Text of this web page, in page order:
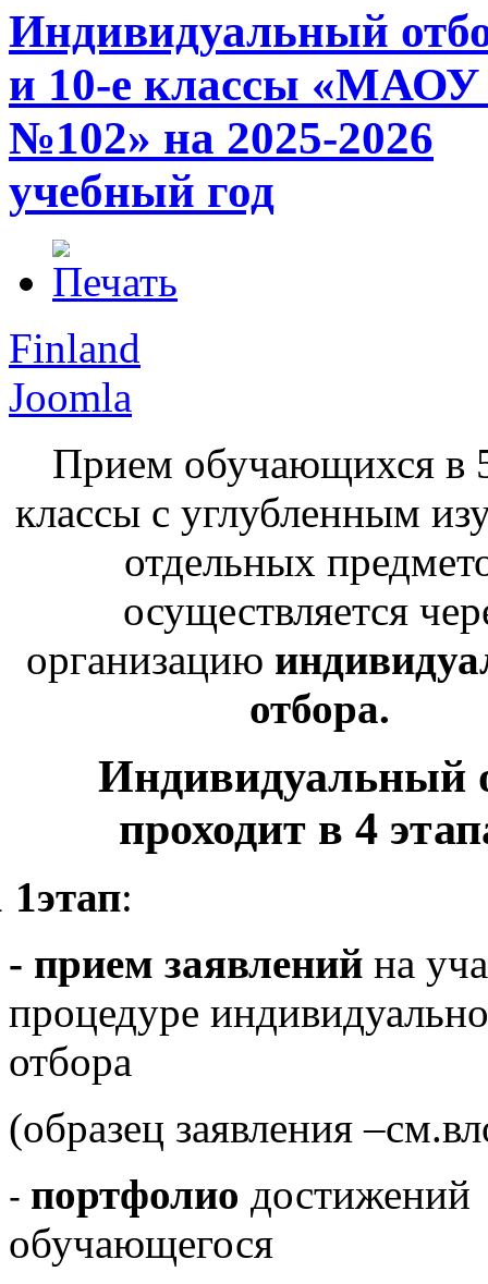
Индивидуальный
и 10-е классы
№102» на 2025-2026
учебный год
Finland
Joomla
Прием обучающихся в
классы с углубленным
отдельных
осуществляется
организацию
отбора.
Индивидуальный
проходит в 4
1этап:
- прием заявлений на
процедуре
отбора
(образец заявления –
- портфолио достижений
обучающегося